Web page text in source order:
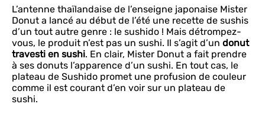
L’antenne thaïlandaise de l’enseigne japonaise Mister
Donut a lancé au début de l’été une recette de sushis
d’un tout autre genre : le sushido ! Mais détrompez-
vous, le produit n’est pas un sushi. Il s’agit d’un donut
travesti en sushi. En clair, Mister Donut a fait prendre
à ses donuts l’apparence d’un sushi. En tout cas, le
plateau de Sushido promet une profusion de couleur
comme il est courant d’en voir sur un plateau de
sushi.